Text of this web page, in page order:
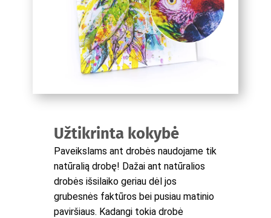
Užtikrinta kokybė
Paveikslams ant drobės naudojame tik
natūralią drobę! Dažai ant natūralios
drobės išsilaiko geriau dėl jos
grubesnės faktūros bei pusiau matinio
paviršiaus. Kadangi tokia drobė